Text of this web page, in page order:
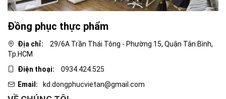
Đồng phục thực phẩm
Địa chỉ:
29/6A Trần Thái Tông - Phường 15, Quận Tân Bình,
Tp.HCM
Điện thoại:
0934.424.525
Email:
kd.dongphucvietan@gmail.com